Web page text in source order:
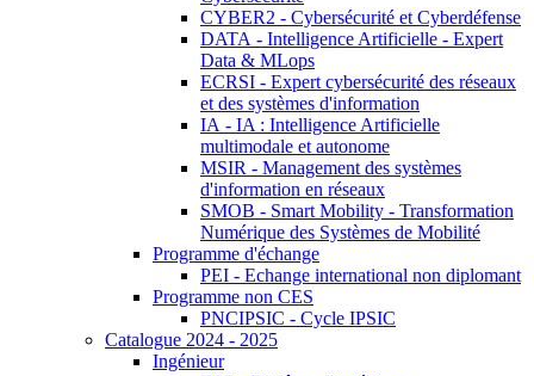
CYBER2 - Cybersécurité et Cyberdéfense
DATA - Intelligence Artificielle - Expert
Data & MLops
ECRSI - Expert cybersécurité des réseaux
et des systèmes d'information
IA - IA : Intelligence Artificielle
multimodale et autonome
MSIR - Management des systèmes
d'information en réseaux
SMOB - Smart Mobility - Transformation
Numérique des Systèmes de Mobilité
Programme d'échange
PEI - Echange international non diplomant
Programme non CES
PNCIPSIC - Cycle IPSIC
Catalogue 2024 - 2025
Ingénieur